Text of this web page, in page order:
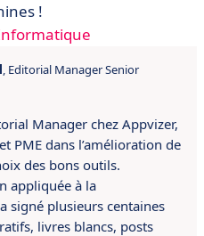
!
, Editorial Manager Senior
Manager chez Appvizer,
PME dans l’amélioration de
des bons outils.
appliquée à la
signé plusieurs centaines
livres blancs, posts